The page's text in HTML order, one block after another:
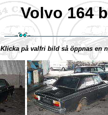
Volvo 164
Klicka på valfri bild så öppnas en